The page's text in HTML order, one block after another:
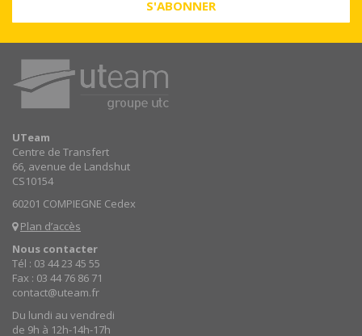
S'ABONNER
UTeam
Centre de Transfert
66, avenue de Landshut
CS10154
60201 COMPIEGNE Cedex
Plan d’accès
Nous contacter
Tél : 03 44 23 45 55
Fax : 03 44 76 86 71
contact@uteam.fr
Du lundi au vendredi
de 9h à 12h-14h-17h